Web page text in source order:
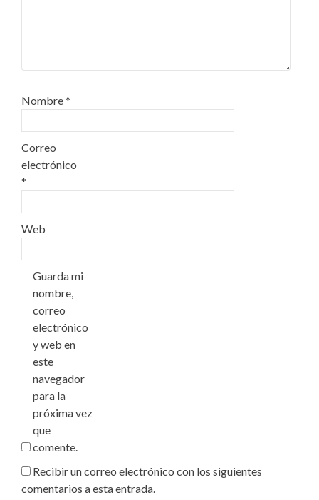
Nombre*
Correo
electrónico
*
Web
Guarda mi
nombre,
correo
electrónico
y web en
este
navegador
para la
próxima vez
que
comente.
Recibir un correo electrónico con los siguientes
comentarios a esta entrada.